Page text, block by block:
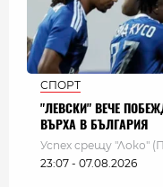
СПОРТ
"ЛЕВСКИ" ВЕЧЕ
ВЪРХА В БЪЛГАРИЯ
Успех срещу "Локо"
23:07 - 07.08.2026